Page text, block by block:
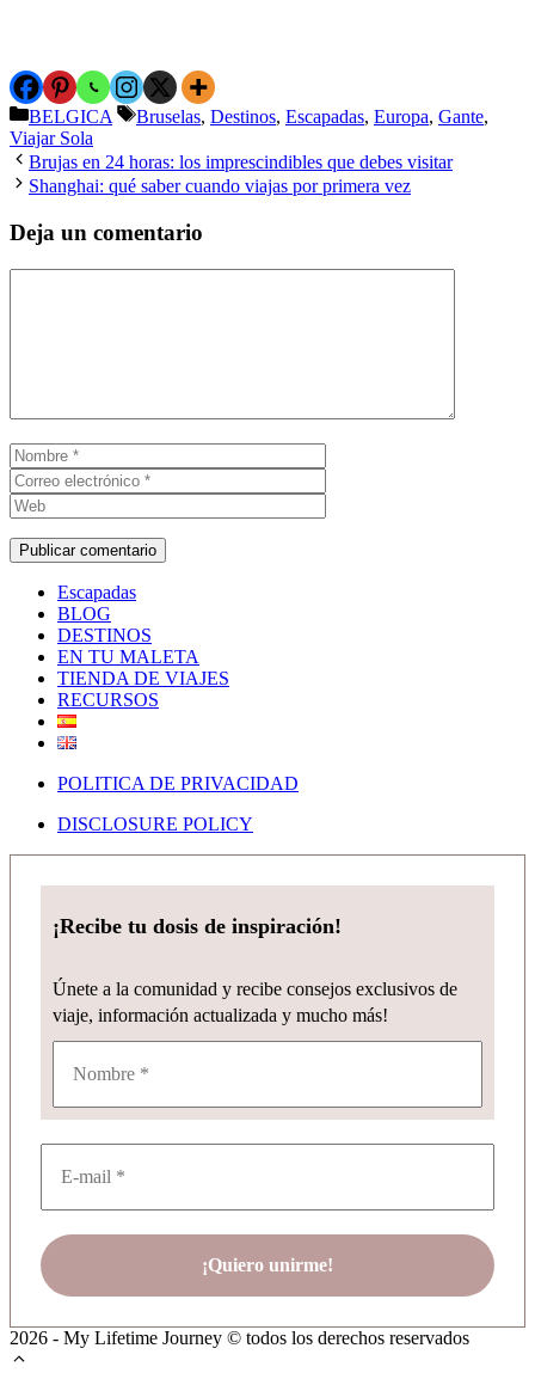
Categorías
BELGICA Etiquetas
Bruselas, Destinos, Escapadas, Europa, Gante,
Viajar Sola
Brujas en 24 horas: los imprescindibles que debes visitar
Shanghai: qué saber cuando viajas por primera vez
Deja un comentario
Nombre
electrónico
Escapadas
BLOG
DESTINOS
EN TU MALETA
TIENDA DE VIAJES
RECURSOS
POLITICA DE PRIVACIDAD
DISCLOSURE POLICY
¡Recibe tu dosis de inspiración!
Únete a la comunidad y recibe consejos exclusivos de
viaje, información actualizada y mucho más!
2026 - My Lifetime Journey © todos los derechos reservados